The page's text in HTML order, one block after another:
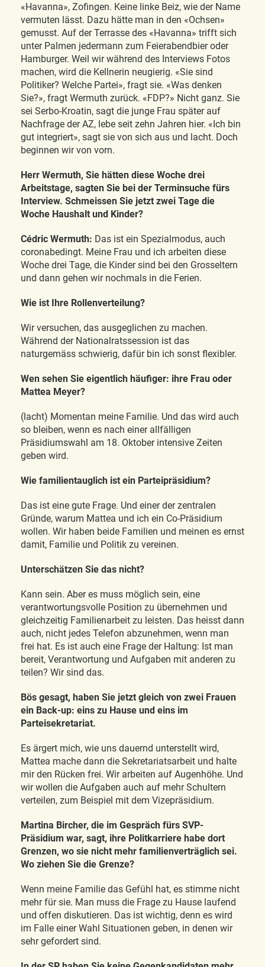
«Havanna», Zofingen. Keine linke Beiz, wie der Name
vermuten lässt. Dazu hätte man in den «Ochsen»
gemusst. Auf der Terrasse des «Havanna» trifft sich
unter Palmen jedermann zum Feierabendbier oder
Hamburger. Weil wir während des Interviews Fotos
machen, wird die Kellnerin neugierig. «Sie sind
Politiker? Welche Partei», fragt sie. «Was denken
Sie?», fragt Wermuth zurück. «FDP?» Nicht ganz. Sie
sei Serbo-Kroatin, sagt die junge Frau später auf
Nachfrage der AZ, lebe seit zehn Jahren hier. «Ich bin
gut integriert», sagt sie von sich aus und lacht. Doch
beginnen wir von vorn.
Herr Wermuth, Sie hätten diese Woche drei
Arbeitstage, sagten Sie bei der Terminsuche fürs
Interview. Schmeissen Sie jetzt zwei Tage die
Woche Haushalt und Kinder?
Cédric Wermuth: Das ist ein Spezialmodus, auch
coronabedingt. Meine Frau und ich arbeiten diese
Woche drei Tage, die Kinder sind bei den Grosseltern
und dann gehen wir nochmals in die Ferien.
Wie ist Ihre Rollenverteilung?
Wir versuchen, das ausgeglichen zu machen.
Während der Nationalratssession ist das
naturgemäss schwierig, dafür bin ich sonst flexibler.
Wen sehen Sie eigentlich häufiger: ihre Frau oder
Mattea Meyer?
(lacht) Momentan meine Familie. Und das wird auch
so bleiben, wenn es nach einer allfälligen
Präsidiumswahl am 18. Oktober intensive Zeiten
geben wird.
Wie familientauglich ist ein Parteipräsidium?
Das ist eine gute Frage. Und einer der zentralen
Gründe, warum Mattea und ich ein Co-Präsidium
wollen. Wir haben beide Familien und meinen es ernst
damit, Familie und Politik zu vereinen.
Unterschätzen Sie das nicht?
Kann sein. Aber es muss möglich sein, eine
verantwortungsvolle Position zu übernehmen und
gleichzeitig Familienarbeit zu leisten. Das heisst dann
auch, nicht jedes Telefon abzunehmen, wenn man
frei hat. Es ist auch eine Frage der Haltung: Ist man
bereit, Verantwortung und Aufgaben mit anderen zu
teilen? Wir sind das.
Bös gesagt, haben Sie jetzt gleich von zwei Frauen
ein Back-up: eins zu Hause und eins im
Parteisekretariat.
Es ärgert mich, wie uns dauernd unterstellt wird,
Mattea mache dann die Sekretariatsarbeit und halte
mir den Rücken frei. Wir arbeiten auf Augenhöhe. Und
wir wollen die Aufgaben auch auf mehr Schultern
verteilen, zum Beispiel mit dem Vizepräsidium.
Martina Bircher, die im Gespräch fürs SVP-
Präsidium war, sagt, ihre Politkarriere habe dort
Grenzen, wo sie nicht mehr familienverträglich sei.
Wo ziehen Sie die Grenze?
Wenn meine Familie das Gefühl hat, es stimme nicht
mehr für sie. Man muss die Frage zu Hause laufend
und offen diskutieren. Das ist wichtig, denn es wird
im Falle einer Wahl Situationen geben, in denen wir
sehr gefordert sind.